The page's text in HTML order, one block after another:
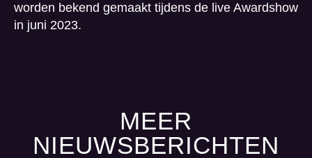
worden bekend gemaakt tijdens de live Awardshow
in juni 2023.
MEER
NIEUWSBERICHTEN